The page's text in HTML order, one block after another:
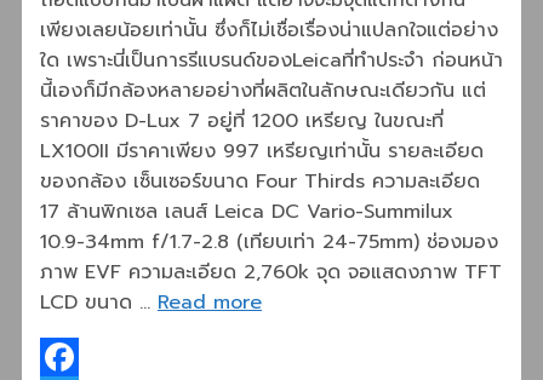
เพียงเลยน้อยเท่านั้น ซึ่งก็ไม่เชื่อเรื่องน่าแปลกใจแต่อย่าง
ใด เพราะนี่เป็นการรีแบรนด์ของLeicaที่ทำประจำ ก่อนหน้า
นี้เองก็มีกล้องหลายอย่างที่ผลิตในลักษณะเดียวกัน แต่
ราคาของ D-Lux 7 อยู่ที่ 1200 เหรียญ ในขณะที่
LX100II มีราคาเพียง 997 เหรียญเท่านั้น รายละเอียด
ของกล้อง เซ็นเซอร์ขนาด Four Thirds ความละเอียด
17 ล้านพิกเซล เลนส์ Leica DC Vario-Summilux
10.9-34mm f/1.7-2.8 (เทียบเท่า 24-75mm) ช่องมอง
ภาพ EVF ความละเอียด 2,760k จุด จอแสดงภาพ TFT
LCD ขนาด … Read more